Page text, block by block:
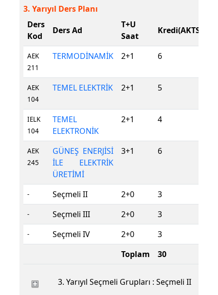
3. Yarıyıl Ders Planı
Ders
Kod
Ders Ad
T+U
Saat
Kredi(AKTS)
AEK
211
TERMODİNAMİK 2+1 6
AEK
104
TEMEL ELEKTRİK 2+1 5
IELK
104
TEMEL
ELEKTRONİK
2+1 4
AEK
245
GÜNEŞ ENERJİSİ
İLE ELEKTRİK
ÜRETİMİ
3+1 6
- Seçmeli II 2+0 3
- Seçmeli III 2+0 3
- Seçmeli IV 2+0 3
Toplam
30
3. Yarıyıl Seçmeli Grupları : Seçmeli II